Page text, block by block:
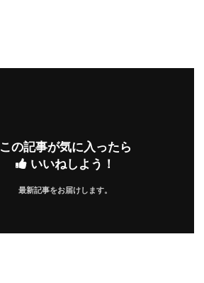
この記事が気に入ったら
いいねしよう！
最新記事をお届けします。